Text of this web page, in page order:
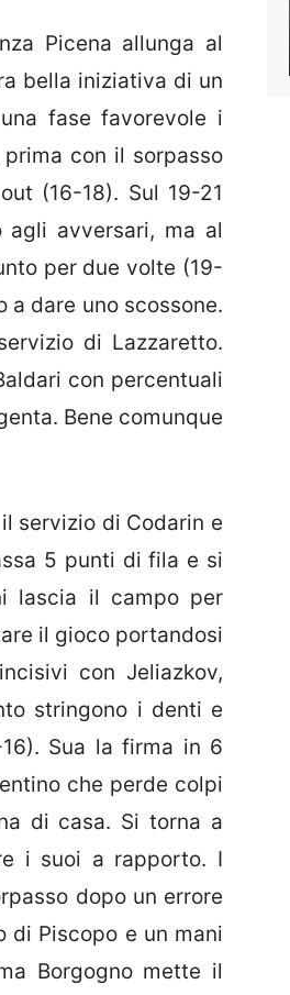
Picena allunga al
bella iniziativa di un
fase favorevole i
con il sorpasso
(16-18). Sul 19-21
avversari, ma al
per due volte (19-
dare uno scossone.
di Lazzaretto.
con percentuali
Bene comunque
servizio di Codarin e
5 punti di fila e si
lascia il campo per
il gioco portandosi
con Jeliazkov,
stringono i denti e
Sua la firma in 6
che perde colpi
di casa. Si torna a
i suoi a rapporto. I
dopo un errore
di Piscopo e un mani
Borgogno mette il